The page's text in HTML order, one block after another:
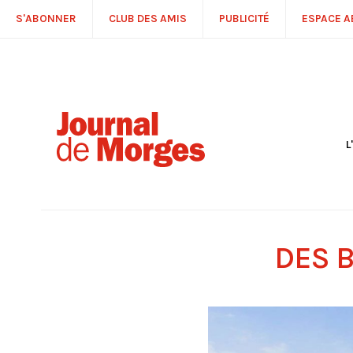
S'ABONNER CLUB DES AMIS PUBLICITÉ ESPACE
DES